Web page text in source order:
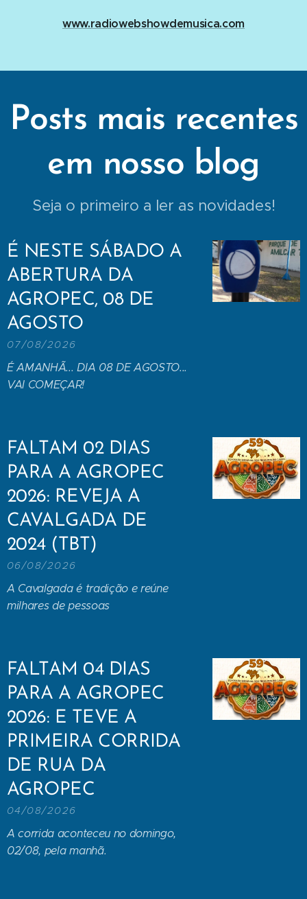
www.radiowebshowdemusica.com
Posts mais recentes
em nosso blog
Seja o primeiro a ler as novidades!
É NESTE SÁBADO A
ABERTURA DA
AGROPEC, 08 DE
AGOSTO
07/08/2026
É AMANHÃ... DIA 08 DE AGOSTO...
VAI COMEÇAR!
FALTAM 02 DIAS
PARA A AGROPEC
2026: REVEJA A
CAVALGADA DE
2024 (TBT)
06/08/2026
A Cavalgada é tradição e reúne
milhares de pessoas
FALTAM 04 DIAS
PARA A AGROPEC
2026: E TEVE A
PRIMEIRA CORRIDA
DE RUA DA
AGROPEC
04/08/2026
A corrida aconteceu no domingo,
02/08, pela manhã.